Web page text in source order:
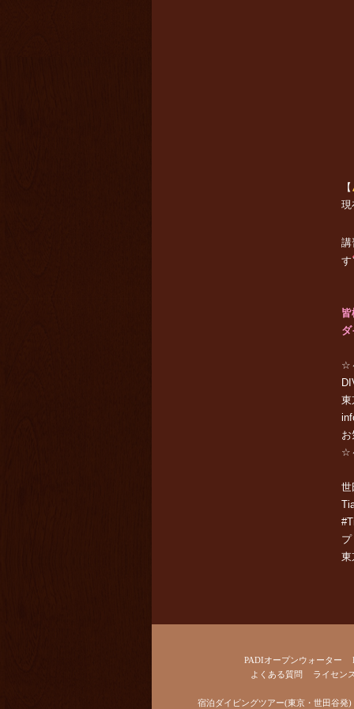
【
現
講
す
☆
東
☆
世
東
PADIオープンウォーター
よくある質問
ライセン
宿泊ダイビングツアー(東京・世田谷発)